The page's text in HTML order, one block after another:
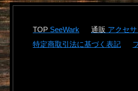
SeeWark アクセ
特定商取引法に基づく表記